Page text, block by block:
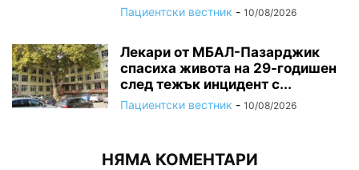
Пациентски вестник - 10/08/2026
Лекари от МБАЛ-Пазарджик
спасиха живота на 29-годишен
след тежък инцидент с...
Пациентски вестник - 10/08/2026
НЯМА КОМЕНТАРИ